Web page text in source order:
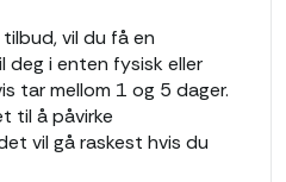
vil du få en
deg i enten fysisk eller
tar mellom 1 og 5 dager.
til å påvirke
vil gå raskest hvis du